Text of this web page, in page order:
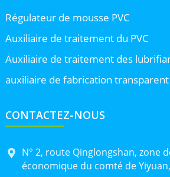
Régulateur de mousse PVC
Auxiliaire de traitement du PVC
Auxiliaire de traitement des
auxiliaire de fabrication transparent
CONTACTEZ-NOUS
N° 2, route Qinglongshan, zone
économique du comté de